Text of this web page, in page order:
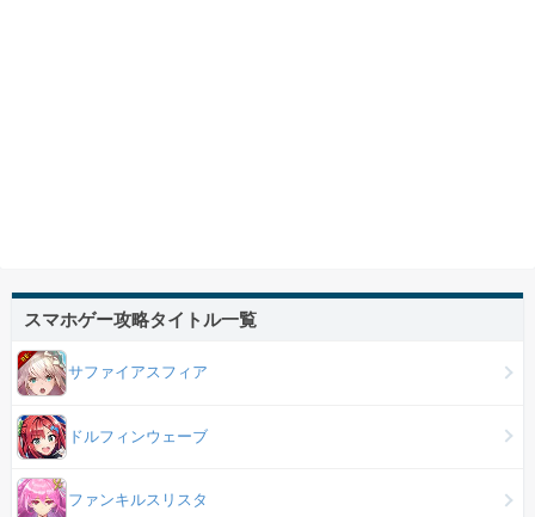
スマホゲー攻略タイトル一覧
サファイアスフィア
ドルフィンウェーブ
ファンキルスリスタ